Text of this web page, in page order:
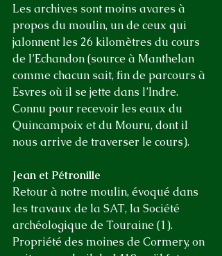
Les archives sont moins avares à
propos du moulin, un de ceux qui
jalonnent les 26 kilomètres du cours
de l’Echandon (source à Manthelan
comme chacun sait, fin de parcours à
Esvres où il se jette dans l’Indre.
Connu pour recevoir les eaux du
Quincampoix et du Mouru, dont il
nous arrive de traverser le cours).
Jean et Pétronille
Retour à notre moulin, évoqué dans
les travaux de la SAT, la Société
archéologique de Touraine (1).
Propriété des moines de Cormery, on